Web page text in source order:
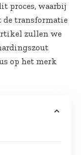
proces, waarbij
de transformatie
zullen we
op het merk